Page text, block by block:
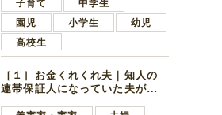
子育て
中学生
園児
小学生
幼児
高校生
［１］お金くれくれ夫｜知人の
連帯保証人になっていた夫が家